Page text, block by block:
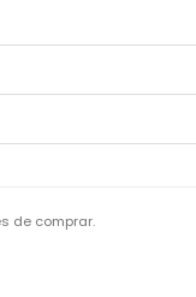
de comprar.